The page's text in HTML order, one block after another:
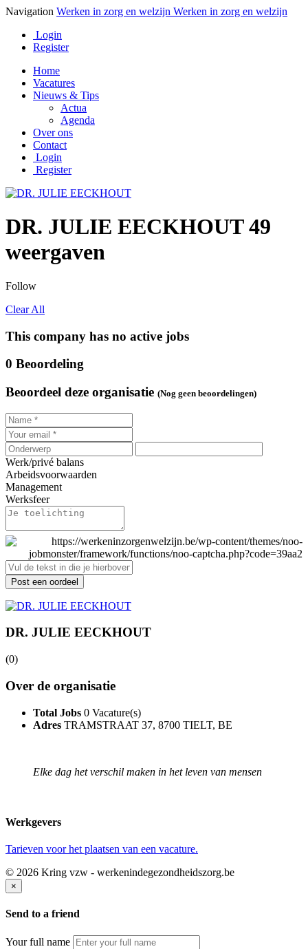
Navigation Werken in zorg en welzijn Werken in zorg en welzijn
Login
Register
Home
Vacatures
Nieuws & Tips
Actua
Agenda
Over ons
Contact
Login
Register
DR. JULIE EECKHOUT 49
weergaven
Follow
Clear All
This company has no active jobs
0 Beoordeling
Beoordeel deze organisatie (Nog geen beoordelingen)
Werk/privé balans
Arbeidsvoorwaarden
Management
Werksfeer
Post een oordeel
DR. JULIE EECKHOUT
(0)
Over de organisatie
Total Jobs 0 Vacature(s)
Adres TRAMSTRAAT 37, 8700 TIELT, BE
Elke dag het verschil maken in het leven van mensen
Werkgevers
Tarieven voor het plaatsen van een vacature.
© 2026 Kring vzw - werkenindegezondheidszorg.be
×
Send to a friend
Your full name